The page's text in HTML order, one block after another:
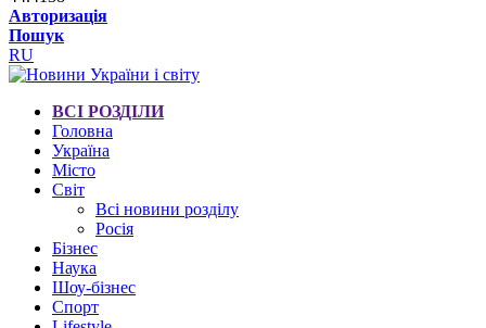
Авторизація
Пошук
RU
ВСІ РОЗДІЛИ
Головна
Україна
Місто
Світ
Всі новини розділу
Росія
Бізнес
Наука
Шоу-бізнес
Спорт